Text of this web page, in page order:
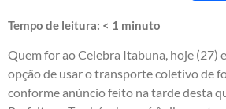
Tempo de leitura: < 1 minuto
Quem for ao Celebra Itabuna, hoje (27)
opção de usar o transporte coletivo de
conforme anúncio feito na tarde desta